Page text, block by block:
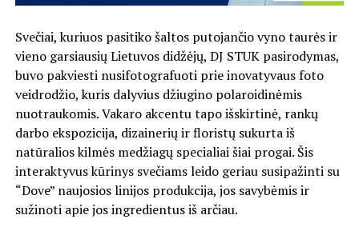
Svečiai, kuriuos pasitiko šaltos putojančio vyno taurės ir
vieno garsiausių Lietuvos didžėjų, DJ STUK pasirodymas,
buvo pakviesti nusifotografuoti prie inovatyvaus foto
veidrodžio, kuris dalyvius džiugino polaroidinėmis
nuotraukomis. Vakaro akcentu tapo išskirtinė, rankų
darbo ekspozicija, dizainerių ir floristų sukurta iš
natūralios kilmės medžiagų specialiai šiai progai. Šis
interaktyvus kūrinys svečiams leido geriau susipažinti su
“Dove” naujosios linijos produkcija, jos savybėmis ir
sužinoti apie jos ingredientus iš arčiau.